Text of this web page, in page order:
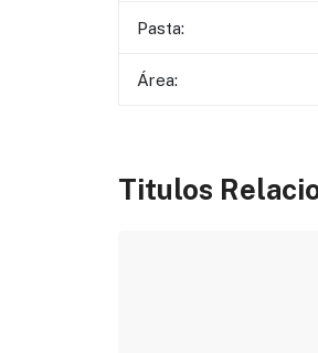
Pasta:
Área:
Titulos